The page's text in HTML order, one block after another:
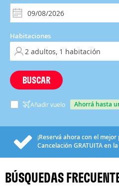
Habitaciones
BUSCAR
Añadir vuelo ahorrá hasta
¡Reservá ahora con el
Cancelación GRATUITAen
BÚSQUEDAS